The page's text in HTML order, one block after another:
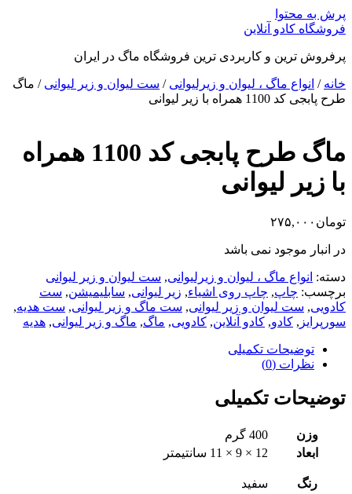
پرش به محتوا
فروشگاه کادو آنلاین
پرفروش ترین و کاربردی ترین فروشگاه ماگ در ایران
خانه / انواع ماگ ، لیوان و زیرلیوانی / ست لیوان و زیر لیوانی / ماگ
طرح پابجی کد 1100 همراه با زیر لیوانی
ماگ طرح پابجی کد 1100 همراه
با زیر لیوانی
تومان ۲۷۵,۰۰۰
در انبار موجود نمی باشد
دسته: انواع ماگ ، لیوان و زیرلیوانی, ست لیوان و زیر لیوانی
برچسب: چاپ, چاپ روی اشیاء, زیر لیوانی, سابلیمیشن, ست
کادویی, ست لیوان و زیر لیوانی, ست ماگ و زیر لیوانی, ست هدیه,
سورپرایز , کادو, کادو آنلاین, کادویی, ماگ, ماگ و زیر لیوانی, هدیه
توضیحات تکمیلی
نظرات (0)
توضیحات تکمیلی
وزن
400 گرم
ابعاد
12 × 9 × 11 سانتیمتر
رنگ سفید